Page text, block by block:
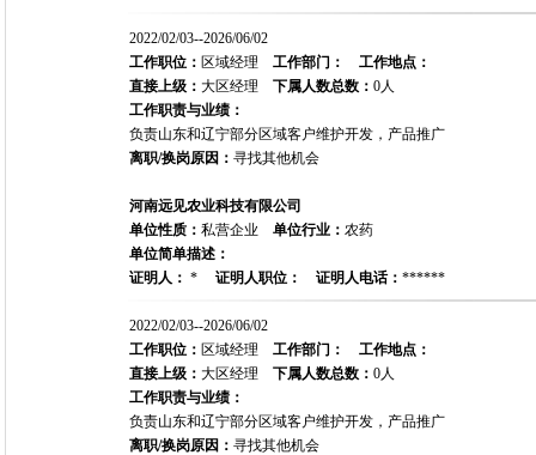
2022/02/03--2026/06/02
工作职位： 区域经理 工作部门：
工作地点：
直接上级： 大区经理 下属人数总数： 0人
工作职责与业绩：
负责山东和辽宁部分区域客户维护开发，产品推广
离职/换岗原因： 寻找其他机会
河南远见农业科技有限公司
单位性质： 私营企业 单位行业： 农药
单位简单描述：
证明人： * 证明人职位： 证明人电话： ******
2022/02/03--2026/06/02
工作职位： 区域经理 工作部门：
工作地点：
直接上级： 大区经理 下属人数总数： 0人
工作职责与业绩：
负责山东和辽宁部分区域客户维护开发，产品推广
离职/换岗原因： 寻找其他机会